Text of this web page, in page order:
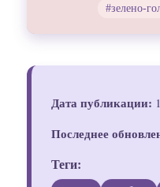
#зелено-
Дата публикации:
Последнее
Теги: